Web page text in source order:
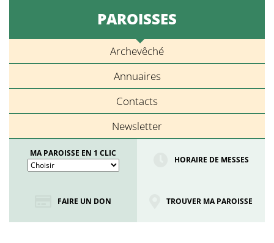
PAROISSES
Archevêché
Annuaires
Contacts
Newsletter
MA PAROISSE EN 1 CLIC
HORAIRE DE MESSES
FAIRE UN DON TROUVER MA PAROISSE